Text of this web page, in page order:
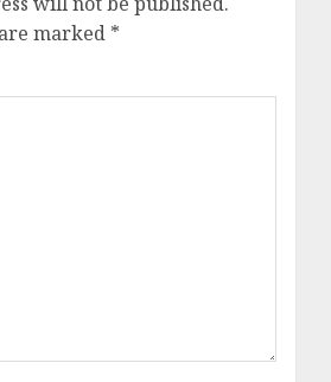
marked *